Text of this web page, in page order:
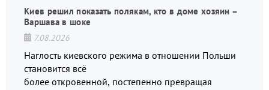
Киев решил показать полякам, кто в доме хозяин –
Варшава в шоке
7.08.2026
Наглость киевского режима в отношении Польши
становится всё
более откровенной, постепенно превращая